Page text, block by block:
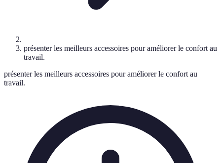
présenter les meilleurs accessoires pour améliorer le confort au
travail.
présenter les meilleurs accessoires pour améliorer le confort au
travail.